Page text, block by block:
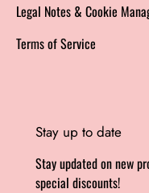
Legal Notes & Cookie
Terms of Service
Stay up to date
Stay updated on new
special discounts!